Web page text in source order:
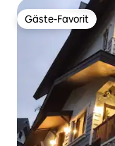
Gäste-Favorit
Gäste-Favorit